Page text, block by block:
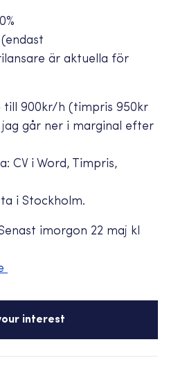
är aktuella för
till 900kr/h (timpris 950kr
går ner i marginal efter
CV i Word, Timpris,
i Stockholm.
imorgon 22 maj kl
interest